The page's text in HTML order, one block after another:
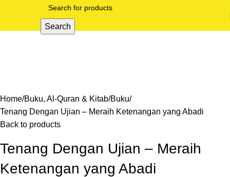
Search
Home Buku, Al-Quran & Kitab Buku
Tenang Dengan Ujian – Meraih Ketenangan yang Abadi
Back to products
Tenang Dengan Ujian – Meraih
Ketenangan yang Abadi